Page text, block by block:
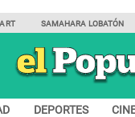
SAMAHARA LOBATÓN
DEPORTES